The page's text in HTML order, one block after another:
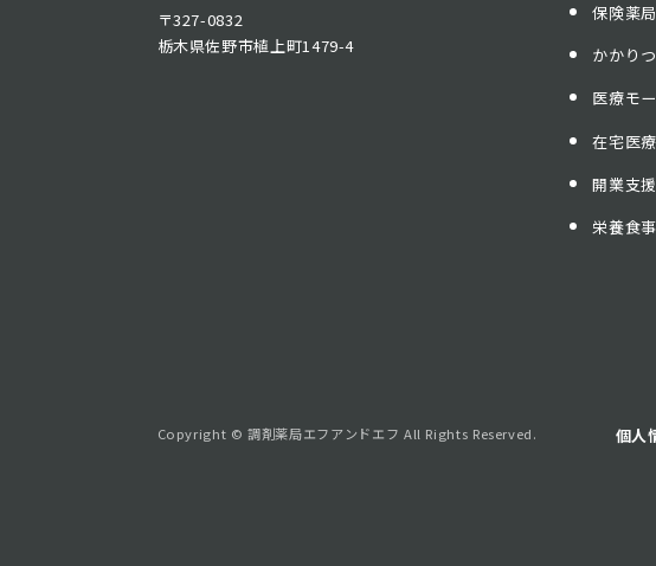
〒327-0832
栃木県佐野市植上町1479-4
保険薬局
かかり
医療モ
在宅医療
開業支援
栄養食
Copyright © 調剤薬局エフアンドエフ All Rights Reserved. 個人